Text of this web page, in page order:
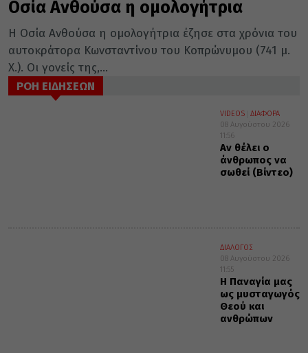
Οσία Ανθούσα η ομολογήτρια
Η Οσία Ανθούσα η ομολογήτρια έζησε στα χρόνια του
αυτοκράτορα Κωνσταντίνου του Κοπρώνυμου (741 μ.
Χ.). Οι γονείς της,...
ΡΟΗ ΕΙΔΗΣΕΩΝ
VIDEOS
ΔΙΑΦΟΡΑ
08 Αυγούστου 2026
11:56
Αν θέλει ο
άνθρωπος να
σωθεί (Βίντεο)
ΔΙΑΛΟΓΟΣ
08 Αυγούστου 2026
11:55
Η Παναγία μας
ως μυσταγωγός
Θεού και
ανθρώπων